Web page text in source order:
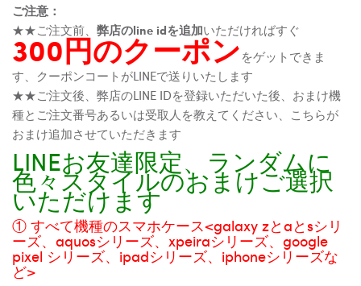
ご注意：
★★ご注文前、 弊店のline idを追加いただければすぐ
300円のクーポンをゲットできま
す、クーポンコートがLINEで送りいたします
★★ご注文後、弊店のLINE IDを登録いただいた後、おまけ機
種とご注文番号あるいは受取人を教えてください、こちらが
おまけ追加させていただきます
LINEお友達限定、ランダムに
色々スタイルのおまけご選択
いただけます
① すべて機種のスマホケース<galaxy zとaとsシリ
ーズ、aquosシリーズ、xpeiraシリーズ、google
pixel シリーズ、ipadシリーズ、iphoneシリーズな
ど>